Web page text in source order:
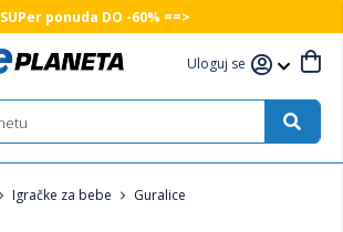
SUPer ponuda DO -60% ==>
Uloguj se
Igračke za bebe Guralice